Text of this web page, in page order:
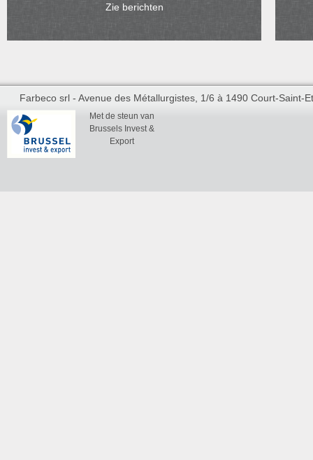
Zie berichten
Farbeco srl - Avenue des Métallurgistes, 1/6 à 1490 Court-Saint-
Met de steun van
Brussels Invest &
Export